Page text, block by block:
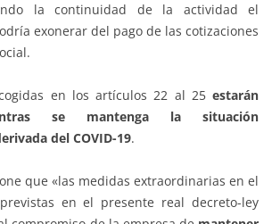
la continuidad de la actividad el
exonerar del pago de las cotizaciones
en los artículos 22 al 25 estarán
se mantenga la situación
del COVID-19.
que «las medidas extraordinarias en el
en el presente real decreto-ley